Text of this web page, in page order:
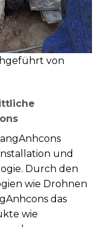
von
und
Durch den
wie Drohnen
das
wie